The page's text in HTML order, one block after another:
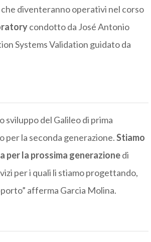
che diventeranno operativi nel corso
condotto da José Antonio
Systems Validation guidato da
del Galileo di prima
per la seconda generazione.Stiamo
la prossima generazionedi
per i quali li stiamo progettando,
afferma Garcia Molina.